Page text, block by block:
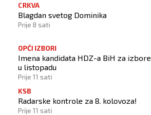
CRKVA
Blagdan svetog Dominika
Prije 8 sati
OPĆI IZBORI
Imena kandidata HDZ-a BiH za izbore
u listopadu
Prije 11 sati
KSB
Radarske kontrole za 8. kolovoza!
Prije 11 sati